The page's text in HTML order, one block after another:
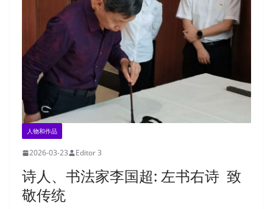
人物和作品
2026-03-23 Editor 3
诗人、书法家李国超: 左书右诗 致
敬传统